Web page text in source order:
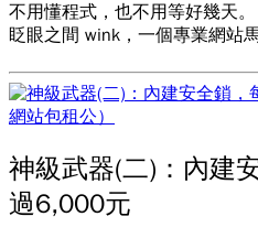
不用懂程式，也不用等好幾天。
眨眼之間 wink，一個專業網站
神級武器(二)：內建
過6,000元